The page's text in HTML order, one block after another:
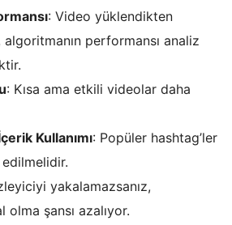
: Video yüklendikten
performansı analiz
: Kısa ama etkili videolar daha
Kullanımı: Popüler hashtag’ler
yakalamazsanız,
şansı azalıyor.